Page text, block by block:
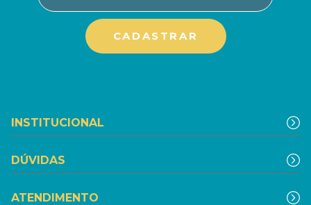
INSTITUCIONAL
DÚVIDAS
ATENDIMENTO